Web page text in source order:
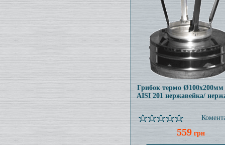
Грибок термо
AISI 201 нержавейка/
559 грн